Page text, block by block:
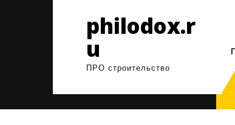
philodox.r
u
ПРО строительство